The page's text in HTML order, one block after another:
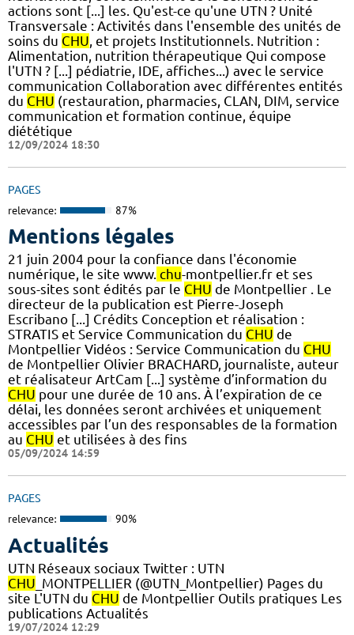
actions sont [...] les. Qu'est-ce qu'une UTN ? Unité
Transversale : Activités dans l'ensemble des unités de
soins du CHU , et projets Institutionnels. Nutrition :
Alimentation, nutrition thérapeutique Qui compose
l'UTN ? [...] pédiatrie, IDE, affiches...) avec le service
communication Collaboration avec différentes entités
du CHU (restauration, pharmacies, CLAN, DIM, service
communication et formation continue, équipe
diététique
12/09/2024 18:30
PAGES
relevance: 87%
Mentions légales
21 juin 2004 pour la confiance dans l'économie
numérique, le site www. chu-montpellier.fr et ses
sous-sites sont édités par le CHU de Montpellier . Le
directeur de la publication est Pierre-Joseph
Escribano [...] Crédits Conception et réalisation :
STRATIS et Service Communication du CHU de
Montpellier Vidéos : Service Communication du CHU
de Montpellier Olivier BRACHARD, journaliste, auteur
et réalisateur ArtCam [...] système d’information du
CHU pour une durée de 10 ans. À l’expiration de ce
délai, les données seront archivées et uniquement
accessibles par l’un des responsables de la formation
au CHU et utilisées à des fins
05/09/2024 14:59
PAGES
relevance: 90%
Actualités
UTN Réseaux sociaux Twitter : UTN
CHU _MONTPELLIER (@UTN_Montpellier) Pages du
site L'UTN du CHU de Montpellier Outils pratiques Les
publications Actualités
19/07/2024 12:29